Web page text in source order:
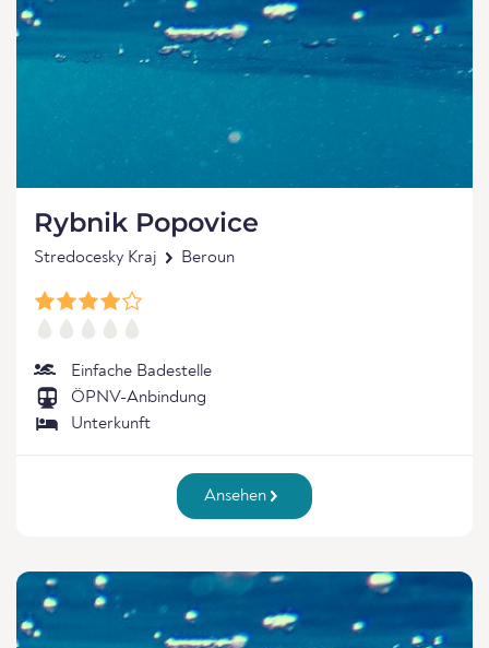
Rybnik Popovice
Stredocesky Kraj Beroun
Einfache Badestelle
ÖPNV-Anbindung
Unterkunft
Ansehen